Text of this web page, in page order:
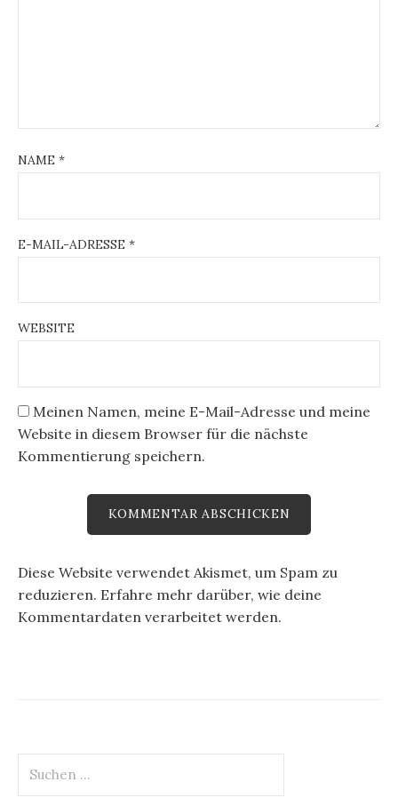
NAME *
E-MAIL-ADRESSE *
WEBSITE
Meinen Namen, meine E-Mail-Adresse und meine
Website in diesem Browser für die nächste
Kommentierung speichern.
Diese Website verwendet Akismet, um Spam zu
reduzieren. Erfahre mehr darüber, wie deine
Kommentardaten verarbeitet werden.
nach: